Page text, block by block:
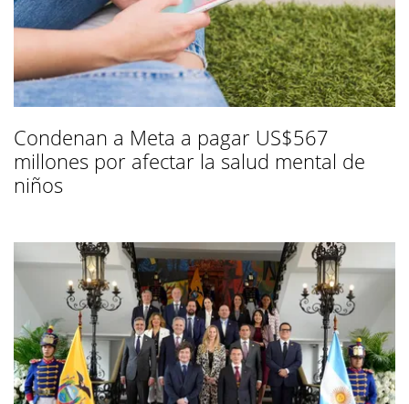
Condenan a Meta a pagar US$567
millones por afectar la salud mental de
niños